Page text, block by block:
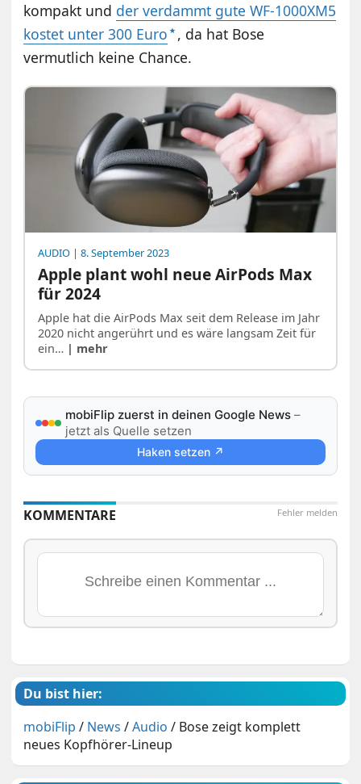
kompakt und der verdammt gute WF-1000XM5
kostet unter 300 Euro , da hat Bose
vermutlich keine Chance.
AUDIO | 8. September 2023
Apple plant wohl neue AirPods Max
für 2024
Apple hat die AirPods Max seit dem Release im Jahr
2020 nicht angerührt und es wäre langsam Zeit für
ein… | mehr
mobiFlip zuerst in deinen Google News –
jetzt als Quelle setzen
Haken setzen ↗
Fehler melden
KOMMENTARE
Du bist hier:
mobiFlip / News /Audio / Bose zeigt komplett
neues Kopfhörer-Lineup